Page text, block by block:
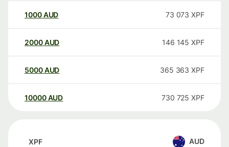
1000AUD 73 073 XPF
2000AUD 146 145 XPF
5000AUD 365 363 XPF
10000 AUD 730 725 XPF
XPF AUD